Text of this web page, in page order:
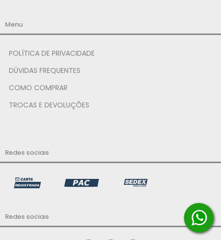
Menu
POLÍTICA DE PRIVACIDADE
DÚVIDAS FREQUENTES
COMO COMPRAR
TROCAS E DEVOLUÇÕES
Redes sociais
Redes sociais